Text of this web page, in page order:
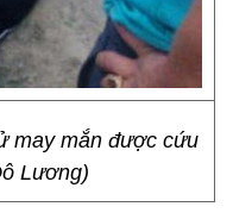
may mắn được cứu
Lương)